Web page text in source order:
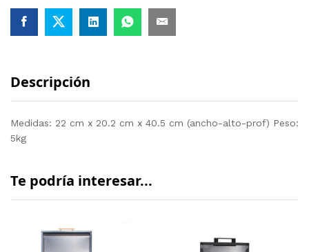
Descripción
Medidas: 22 cm x 20.2 cm x 40.5 cm (ancho-alto-prof) Peso:
5kg
Te podría interesar...